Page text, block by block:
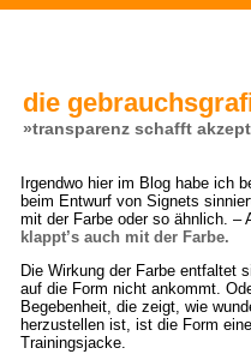
die
»transparenz schafft
Irgendwo hier im Blog habe ich
beim Entwurf von Signets
mit der Farbe oder so ähnlich. –
klappt’s auch mit der Farbe.
Die Wirkung der Farbe entfaltet
auf die Form nicht ankommt.
Begebenheit, die zeigt, wie
herzustellen ist, ist die Form
Trainingsjacke.